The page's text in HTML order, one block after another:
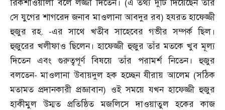
রিকশাওয়ালা বলে লজ্জা দিতেন। (এ তথ্য দুটি দিয়েছেন তাঁর
সে যুগের শাগরেদ জনাব মাওলানা আবদুর রব)হযরত হাফেজ্জী
হুজুর রহ. -এর সাথে খতীব সাহেবের গভীর সম্পর্ক ছিল।
হুজুরের খলীফাও ছিলেন। হাফেজ্জী হুজুর তাঁর মতকে খুব মূল্য
দিতেন এবং গুরুত্বপূর্ণ বিষয়ে তাঁর পরামর্শ নিতেন। হুজুর
বলতেন- মাওলানা উবায়দুল হক হচ্ছেন যীরায় আলেম (সঠিক
মতামত প্রদানকারী প্রজ্ঞাবান) ওই সময়ে যখন হাফেজ্জী হুজুর
হাকীমুল উম্মত প্রতিষ্ঠিত মজলিসে দাওয়াতুল হকের কাজ